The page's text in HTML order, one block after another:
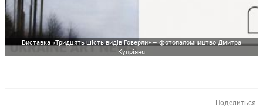
Виставка «Тридцять шість видів Говерли» – фотопаломництво Дмитра
Купріяна
Поделиться: